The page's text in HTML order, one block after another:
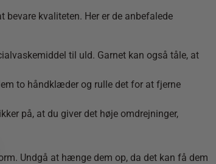
kvaliteten. Her er de anbefalede
til uld. Garnet kan også tåle, at
to håndklæder og rulle det for at fjerne
på, at du giver det høje omdrejninger,
Undgå at hænge dem op, da det kan få dem